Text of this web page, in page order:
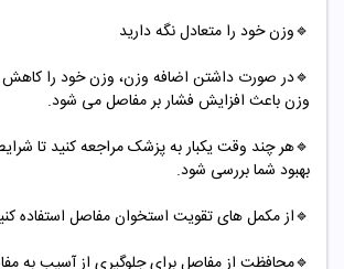
🔹وزن خود را متعادل نگه دارید
🔹در صورت داشتن اضافه وزن، وزن خود را
وزن باعث افزایش فشار بر مفاصل می شود.
🔹هر چند وقت یکبار به پزشک مراجعه کنید تا
بهبود شما بررسی شود.
🔹از مکمل های تقویت استخوان مفاصل استفاده
🔹محافظت از مفاصل برای جلوگیری از آسیب به